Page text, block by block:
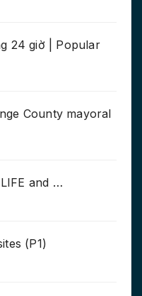
24 giờ | Popular
County mayoral
and …
(P1)